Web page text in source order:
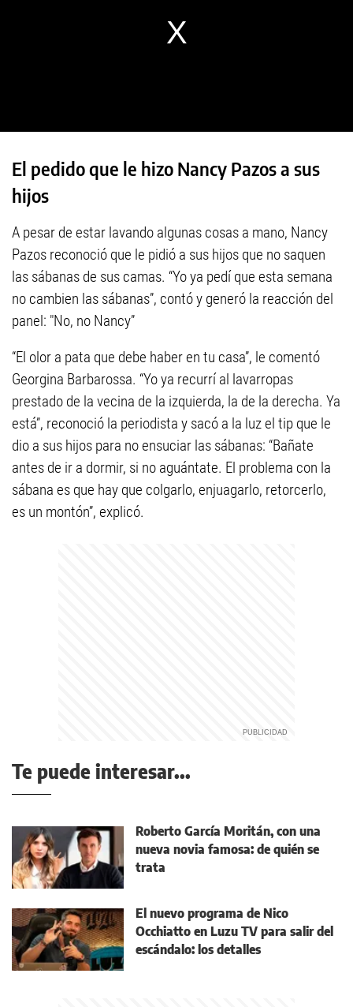
El pedido que le hizo Nancy Pazos a sus
hijos
A pesar de estar lavando algunas cosas a mano, Nancy
Pazos reconoció que le pidió a sus hijos que no saquen
las sábanas de sus camas. “Yo ya pedí que esta semana
no cambien las sábanas”, contó y generó la reacción del
panel: "No, no Nancy”
“El olor a pata que debe haber en tu casa”, le comentó
Georgina Barbarossa. “Yo ya recurrí al lavarropas
prestado de la vecina de la izquierda, la de la derecha. Ya
está”, reconoció la periodista y sacó a la luz el tip que le
dio a sus hijos para no ensuciar las sábanas: “Bañate
antes de ir a dormir, si no aguántate. El problema con la
sábana es que hay que colgarlo, enjuagarlo, retorcerlo,
es un montón”, explicó.
Te puede interesar...
Roberto García Moritán, con una
nueva novia famosa: de quién se
trata
El nuevo programa de Nico
Occhiatto en Luzu TV para salir del
escándalo: los detalles